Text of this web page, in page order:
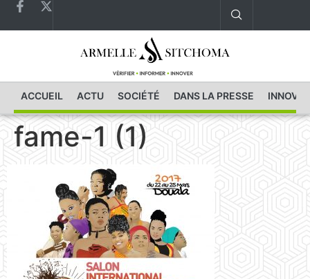
ACCUEIL ACTU SOCIÉTÉ DANS LA PRESSE
fame-1 (1)